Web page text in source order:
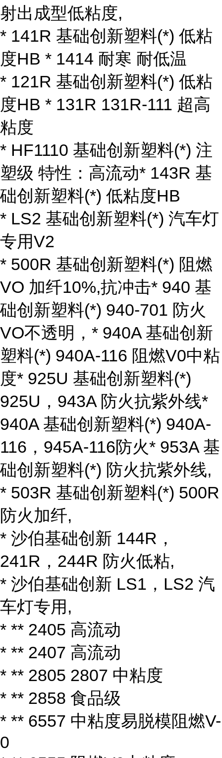
射出成型低粘度,
* 141R 基础创新塑料(*) 低粘
度HB * 1414 耐寒 耐低温
* 121R 基础创新塑料(*) 低粘
度HB * 131R 131R-111 超高
粘度
* HF1110 基础创新塑料(*) 注
塑级 特性：高流动* 143R 基
础创新塑料(*) 低粘度HB
* LS2 基础创新塑料(*) 汽车灯
专用V2
* 500R 基础创新塑料(*) 阻燃
VO 加纤10%,抗冲击* 940 基
础创新塑料(*) 940-701 防火
VO不透明，* 940A 基础创新
塑料(*) 940A-116 阻燃V0中粘
度* 925U 基础创新塑料(*)
925U，943A 防火抗紫外线*
940A 基础创新塑料(*) 940A-
116，945A-116防火* 953A 基
础创新塑料(*) 防火抗紫外线,
* 503R 基础创新塑料(*) 500R
防火加纤,
* 沙伯基础创新 144R，
241R，244R 防火低粘,
* 沙伯基础创新 LS1，LS2 汽
车灯专用,
* ** 2405 高流动
* ** 2407 高流动
* ** 2805 2807 中粘度
* ** 2858 食品级
* ** 6557 中粘度易脱模阻燃V-
0